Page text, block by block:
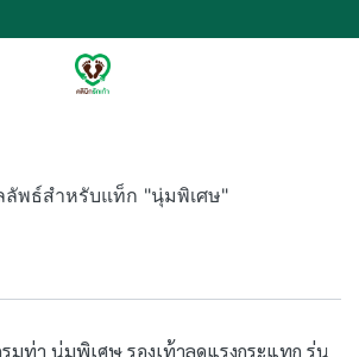
ลัพธ์สำหรับแท็ก "นุ่มพิเศษ"
รมท่า นุ่มพิเศษ รองเท้าลดแรงกระแทก รุ่น